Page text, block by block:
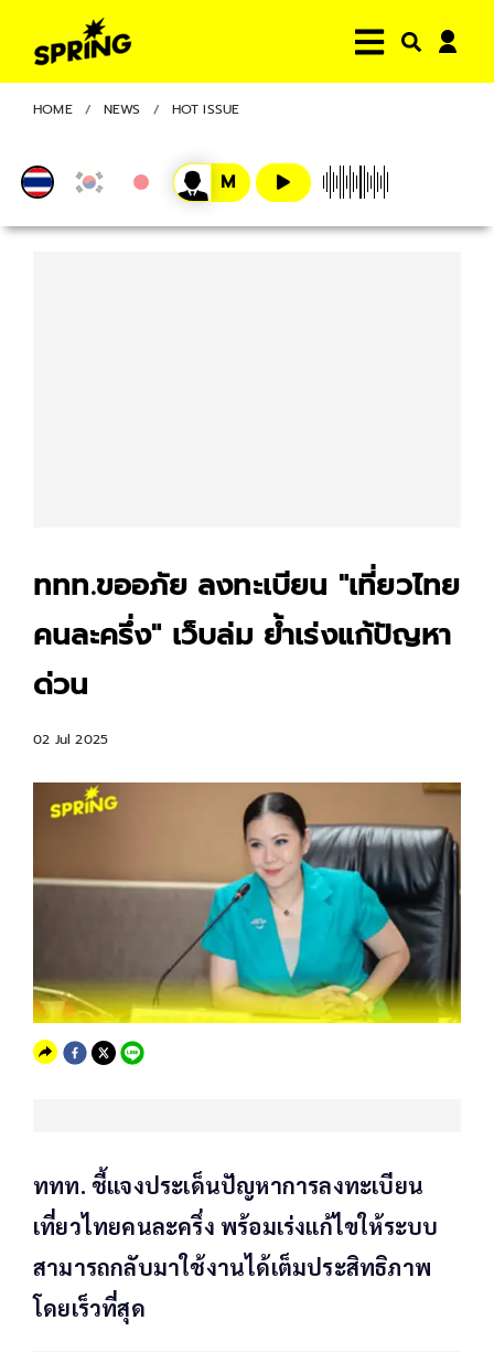
HOME NEWS HOT ISSUE
ททท.ขออภัย ลงทะเบียน "เที่ยวไทย
คนละครึ่ง" เว็บล่ม ย้ำเร่งแก้ปัญหา
ด่วน
02 Jul 2025
ททท. ชี้แจงประเด็นปัญหาการลงทะเบียน
เที่ยวไทยคนละครึ่ง พร้อมเร่งแก้ไขให้ระบบ
สามารถกลับมาใช้งานได้เต็มประสิทธิภาพ
โดยเร็วที่สุด